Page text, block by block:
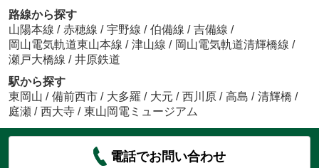
路線から探す
山陽本線 / 赤穂線 / 宇野線 / 伯備線 / 吉備線 /
岡山電気軌道東山本線 / 津山線 / 岡山電気軌道清輝橋線 /
瀬戸大橋線 / 井原鉄道
駅から探す
東岡山 / 備前西市 / 大多羅 / 大元 / 西川原 / 高島 / 清輝橋 /
庭瀬 / 西大寺 / 東山岡電ミュージアム
電話でお問い合わせ